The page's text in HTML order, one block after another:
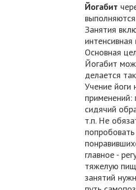
Йогабит
Занятия
Основная
Йогабит
делается
Учение
применений:
сидячий
т.п. Не
главное -
тяжелую
занятий